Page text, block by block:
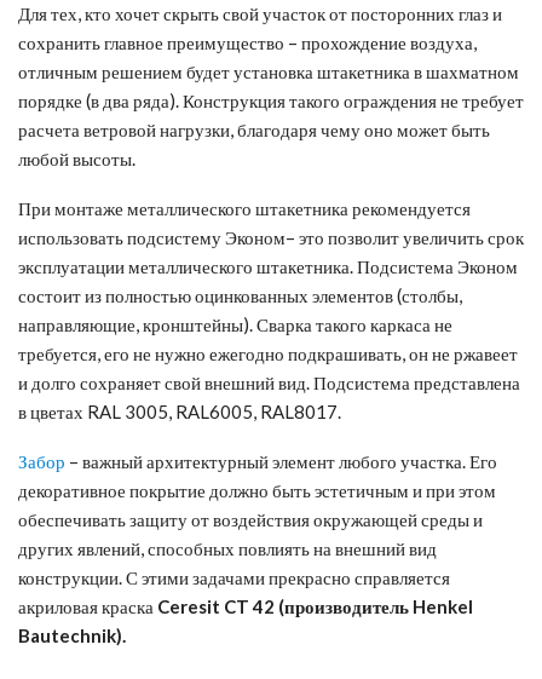
Для тех, кто хочет скрыть свой участок от посторонних глаз и
сохранить главное преимущество – прохождение воздуха,
отличным решением будет установка штакетника в шахматном
порядке (в два ряда). Конструкция такого ограждения не требует
расчета ветровой нагрузки, благодаря чему оно может быть
любой высоты.
При монтаже металлического штакетника рекомендуется
использовать подсистему Эконом– это позволит увеличить срок
эксплуатации металлического штакетника. Подсистема Эконом
состоит из полностью оцинкованных элементов (столбы,
направляющие, кронштейны). Сварка такого каркаса не
требуется, его не нужно ежегодно подкрашивать, он не ржавеет
и долго сохраняет свой внешний вид. Подсистема представлена
в цветах RAL 3005, RAL6005, RAL8017.
Забор – важный архитектурный элемент любого участка. Его
декоративное покрытие должно быть эстетичным и при этом
обеспечивать защиту от воздействия окружающей среды и
других явлений, способных повлиять на внешний вид
конструкции. С этими задачами прекрасно справляется
акриловая краска Ceresit CT 42 (производитель Henkel
Bautechnik).